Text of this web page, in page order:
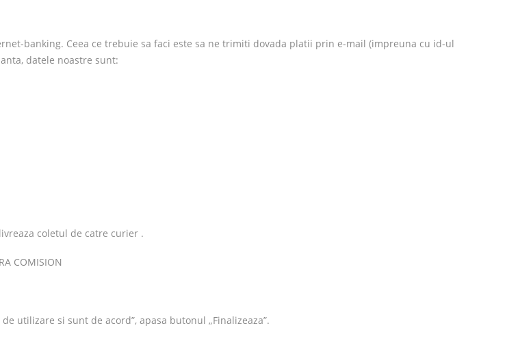
banking. Ceea ce trebuie sa faci este sa ne trimiti dovada platii prin e-mail (impreuna cu id-ul
datele noastre sunt:
coletul de catre curier .
COMISION
utilizare si sunt de acord”, apasa butonul „Finalizeaza”.